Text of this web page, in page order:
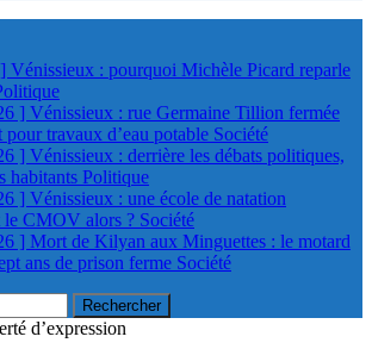
Vénissieux : pourquoi Michèle Picard reparle
] Vénissieux : rue Germaine Tillion fermée
pour travaux d’eau potable Société
] Vénissieux : derrière les débats politiques,
habitants Politique
] Vénissieux : une école de natation
le CMOV alors ? Société
] Mort de Kilyan aux Minguettes : le motard
ans de prison ferme Société
d’expression